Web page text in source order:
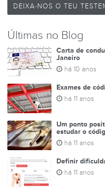
DEIXA-NOS O TEU
Últimas no Blog
Carta de
Janeiro
há 10 anos
Exames de
há 11 anos
Um ponto
estudar o
há 11 anos
Definir
há 11 anos